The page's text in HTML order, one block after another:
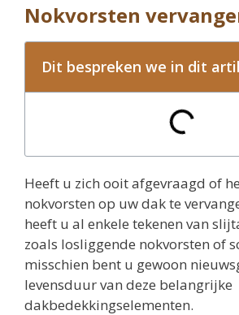
Nokvorsten
Dit bespreken we in dit
Heeft u zich ooit afgevraagd of
nokvorsten op uw dak te
heeft u al enkele tekenen van
zoals losliggende nokvorsten of
misschien bent u gewoon
levensduur van deze belangrijke
dakbedekkingselementen.